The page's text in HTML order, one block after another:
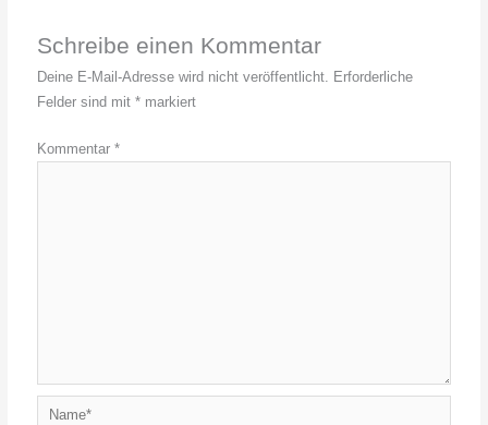
Schreibe einen Kommentar
Deine E-Mail-Adresse wird nicht veröffentlicht. Erforderliche
Felder sind mit* markiert
Kommentar*
Name*